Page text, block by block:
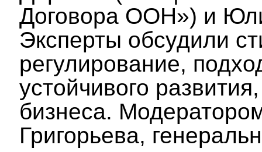
Договора ООН») и
Эксперты обсудили
регулирование,
устойчивого
бизнеса.
Григорьева,